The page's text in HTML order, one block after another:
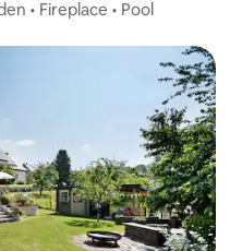
• Fireplace • Pool